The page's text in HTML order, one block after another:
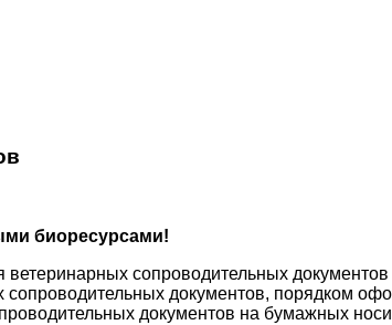
биоресурсами!
сопроводительных
документов, порядком
документов на бумажных